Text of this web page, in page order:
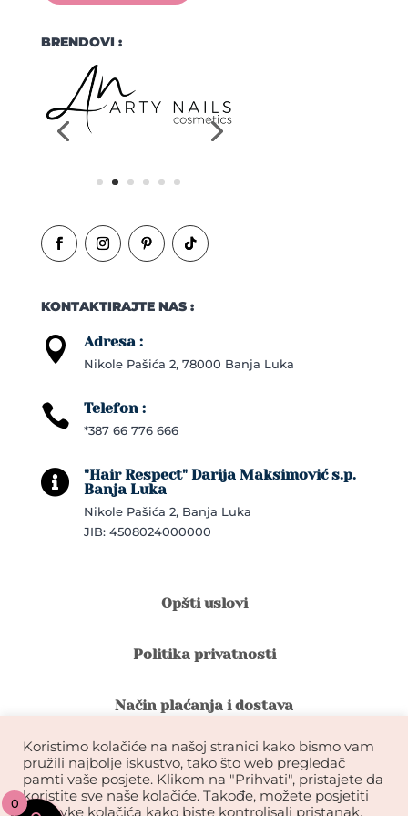
BRENDOVI :
KONTAKTIRAJTE NAS :
 Adresa :
Nikole Pašića 2, 78000 Banja Luka
 Telefon :
*387 66 776 666

"Hair Respect" Darija Maksimović s.p.
Banja Luka
Nikole Pašića 2, Banja Luka
JIB: 4508024000000
Opšti uslovi
Politika privatnosti
Način plaćanja i dostava
Reklamacije i povrat robe
Garancija na kvalitet ekstenzija
Koristimo kolačiće na našoj stranici kako bismo vam
pružili najbolje iskustvo, tako što web pregledač
pamti vaše posjete. Klikom na "Prihvati", pristajete da
koristite sve naše kolačiće. Takođe, možete posjetiti
postavke kolačića kako biste kontrolisali pristanak.
0